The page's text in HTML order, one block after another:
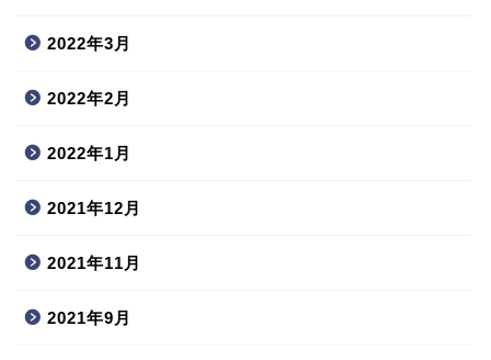
2022年3月
2022年2月
2022年1月
2021年12月
2021年11月
2021年9月